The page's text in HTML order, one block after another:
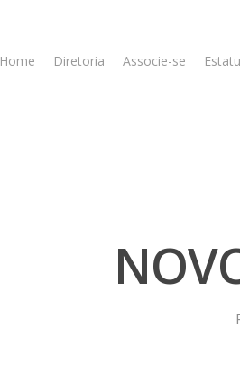
Hit enter to search or ESC to close
Home Diretoria Associe-se